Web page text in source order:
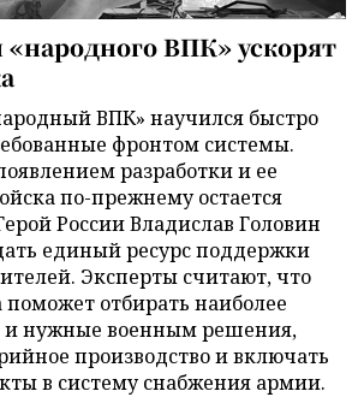
«народного ВПК» ускорят
ВПК» научился быстро
фронтом системы.
разработки и ее
по-прежнему остается
России Владислав Головин
единый ресурс поддержки
Эксперты считают, что
отбирать наиболее
и нужные военным решения,
производство и включать
в систему снабжения армии.